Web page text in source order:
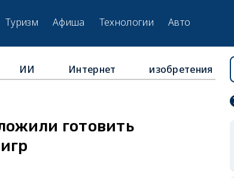
Туризм Афиша Технологии Авто
ИИ Интернет изобретения
готовить